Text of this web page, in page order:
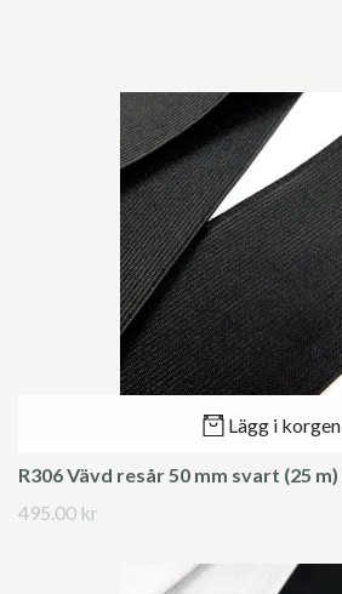
Lägg i korgen
R306 Vävd resår 50 mm svart (25 m)
495.00 kr